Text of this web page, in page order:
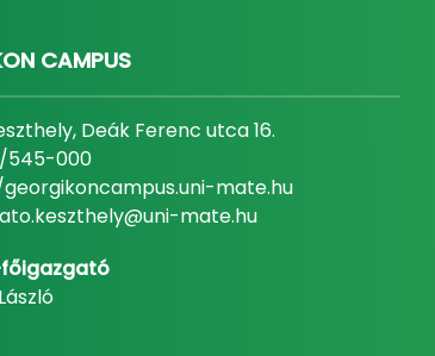
CAMPUS
Deák Ferenc utca 16.
545-000
mate.hu
mate.hu